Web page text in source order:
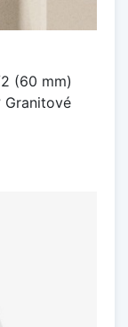
(60 mm)
Granitové